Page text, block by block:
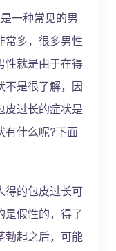
一种常见的男
常多，很多男性
性就是由于在得
不是很了解，因
皮过长的症状是
有什么呢?下面
得的包皮过长可
是假性的，得了
勃起之后，可能